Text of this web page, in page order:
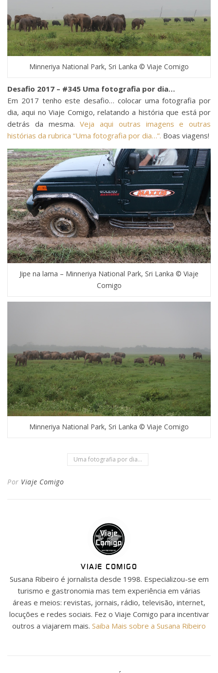
Minneriya National Park, Sri Lanka © Viaje Comigo
Desafio 2017 – #345 Uma fotografia por dia…
Em 2017 tenho este desafio… colocar uma fotografia por
dia, aqui no Viaje Comigo, relatando a história que está por
detrás da mesma.Veja aqui outras imagens e outras
histórias da rubrica “Uma fotografia por dia…”. Boas viagens!
Jipe na lama – Minneriya National Park, Sri Lanka © Viaje
Comigo
Minneriya National Park, Sri Lanka © Viaje Comigo
Uma fotografia por dia...
Por Viaje Comigo
VIAJE COMIGO
Susana Ribeiro é jornalista desde 1998. Especializou-se em
turismo e gastronomia mas tem experiência em várias
áreas e meios: revistas, jornais, rádio, televisão, internet,
locuções e redes sociais. Fez o Viaje Comigo para incentivar
outros a viajarem mais. Saiba Mais sobre a Susana Ribeiro